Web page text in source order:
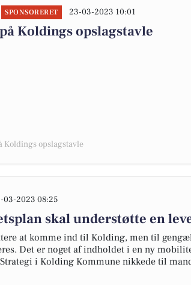
SPONSORERET 23-03-2023 10:01
Koldings opslagstavle
Koldings opslagstavle
03-2023 08:25
skal understøtte en
at komme ind til Kolding, men til
Det er noget af indholdet i en ny
i Kolding Kommune nikkede til